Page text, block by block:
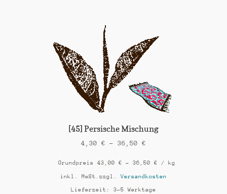
auf.
Die
auf
der
Produktseite
gewählt
[45] Persische Mischung
4,30 € – 36,50 €
Grundpreis 43,00 € – 36,50 € / kg
inkl. MwSt. zzgl.Versandkosten
Lieferzeit: 3-5 Werktage